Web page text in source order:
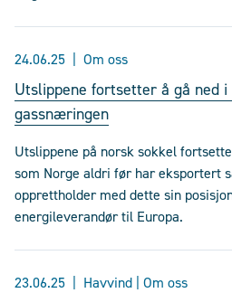
24.06.25 Om oss
Utslippene fortsetter å gå ned
gassnæringen
Utslippene på norsk sokkel
som Norge aldri før har eksportert
opprettholder med dette sin
energileverandør til Europa.
23.06.25 Havvind | Om oss